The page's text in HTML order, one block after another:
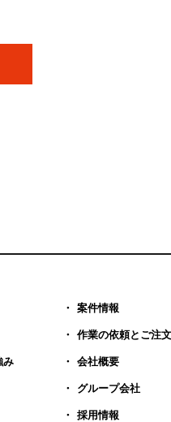
み
案件情報
作業の依頼とご注文
会社概要
グループ会社
採用情報